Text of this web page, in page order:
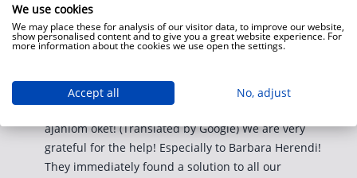
Nagyon hálásak vagyunk a segítségért! Különösen
Herendi Barbarának! Minden problémánkra azonnal
keresték a megoldást, és végig éreztük a támogató
során is mindenről kimerítő tájékoztatást kaptunk.
Aki megbízható hitelszakértőt keres, annak szívből
ajánlom őket! (Translated by Google) We are very
grateful for the help! Especially to Barbara Herendi!
They immediately found a solution to all our
We use cookies
We may place these for analysis of our visitor data, to improve our website,
show personalised content and to give you a great website experience. For
more information about the cookies we use open the settings.
Accept all No, adjust